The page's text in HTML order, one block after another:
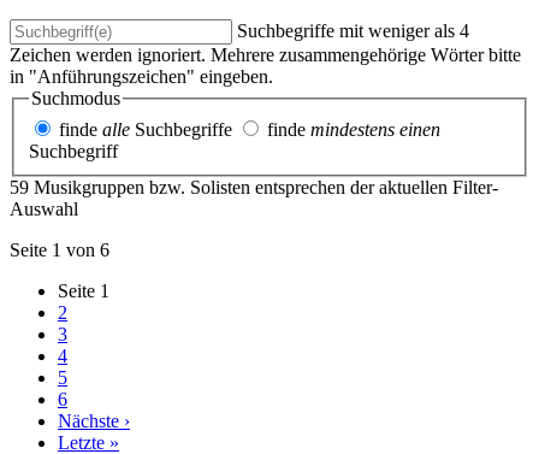
Suchbegriffe mit weniger als 4
Zeichen werden ignoriert. Mehrere zusammengehörige Wörter bitte
in "Anführungszeichen" eingeben.
Suchmodus
finde alle Suchbegriffe finde mindestens einen
Suchbegriff
59 Musikgruppen bzw. Solisten entsprechen der aktuellen Filter-
Auswahl
Seite 1 von 6
Seite 1
2
3
4
5
6
Nächste ›
Letzte »